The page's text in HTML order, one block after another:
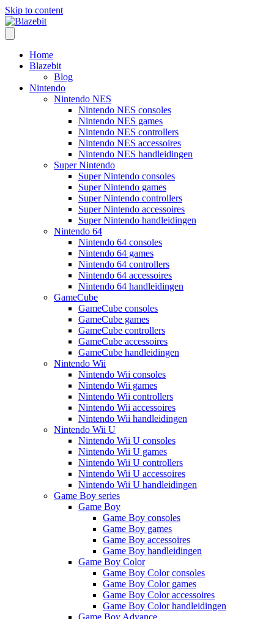
Skip to content
Home
Blazebit
Blog
Nintendo
Nintendo NES
Nintendo NES consoles
Nintendo NES games
Nintendo NES controllers
Nintendo NES accessoires
Nintendo NES handleidingen
Super Nintendo
Super Nintendo consoles
Super Nintendo games
Super Nintendo controllers
Super Nintendo accessoires
Super Nintendo handleidingen
Nintendo 64
Nintendo 64 consoles
Nintendo 64 games
Nintendo 64 controllers
Nintendo 64 accessoires
Nintendo 64 handleidingen
GameCube
GameCube consoles
GameCube games
GameCube controllers
GameCube accessoires
GameCube handleidingen
Nintendo Wii
Nintendo Wii consoles
Nintendo Wii games
Nintendo Wii controllers
Nintendo Wii accessoires
Nintendo Wii handleidingen
Nintendo Wii U
Nintendo Wii U consoles
Nintendo Wii U games
Nintendo Wii U controllers
Nintendo Wii U accessoires
Nintendo Wii U handleidingen
Game Boy series
Game Boy
Game Boy consoles
Game Boy games
Game Boy accessoires
Game Boy handleidingen
Game Boy Color
Game Boy Color consoles
Game Boy Color games
Game Boy Color accessoires
Game Boy Color handleidingen
Game Boy Advance